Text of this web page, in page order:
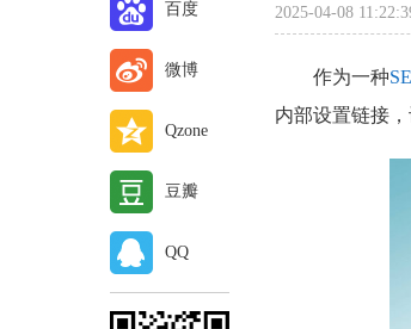
2025-04-08
作为一种
内部设置链接
百度
微博
Qzone
豆瓣
QQ